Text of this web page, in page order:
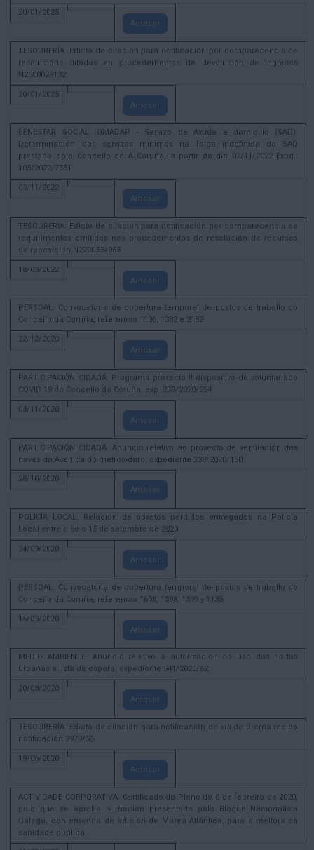
20/01/2025
Amosar
TESOURERÍA. Edicto de citación para notificación por comparecencia de
resolucións ditadas en procedementos de devolución de ingresos
N2500029132
20/01/2025
Amosar
BENESTAR SOCIAL. OMADAP - Servizo de Axuda a domicilio (SAD):
Determinación dos servizos mínimos na folga indefinida do SAD
prestado polo Concello de A Coruña, a partir do día 02/11/2022 Expd.:
105/2022/7331
03/11/2022
Amosar
TESOURERÍA. Edicto de citación para notificación por comparecencia de
requirimentos emitidos nos procedementos de resolución de recursos
de reposición N2200334963
18/03/2022
Amosar
PERSOAL. Convocatoria de cobertura temporal de postos de traballo do
Concello da Coruña, referencia 1106, 1382 e 2182
22/12/2020
Amosar
PARTICIPACIÓN CIDADÁ. Programa proxecto II dispositivo de voluntariado
COVID 19 do Concello da Coruña, exp. 238/2020/254
03/11/2020
Amosar
PARTICIPACIÓN CIDADÁ. Anuncio relativo ao proxecto de ventilación das
naves da Avenida do metrosidero, expediente 238/2020/150
28/10/2020
Amosar
POLICÍA LOCAL. Relación de obxetos perdidos entregados na Policía
Local entre o 9e o 15 de setembro de 2020
24/09/2020
Amosar
PERSOAL. Convocatoria de cobertura temporal de postos de traballo do
Concello da Coruña, referencia 1608, 1398, 1399 y 1135
15/09/2020
Amosar
MEDIO AMBIENTE. Anuncio relativo á autorización do uso das hortas
urbanas e lista de espera, expediente 541/2020/62
20/08/2020
Amosar
TESOURERÍA. Edicto de citación para notificación de vía de prema recibo
notificación 3979/55
19/06/2020
Amosar
ACTIVIDADE CORPORATIVA. Certificado do Pleno do 6 de febreiro de 2020,
polo que se aproba a moción presentada polo Bloque Nacionalista
Galego, con emenda de adición de Marea Atlántica, para a mellora da
sanidade pública.